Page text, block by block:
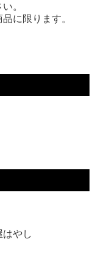
。
に限ります。
やし